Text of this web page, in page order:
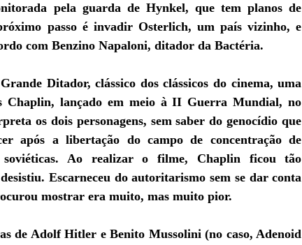
pela guarda de Hynkel, que tem planos de
passo é invadir Osterlich, um país vizinho, e
com Benzino Napaloni, ditador da Bactéria.
Ditador, clássico dos clássicos do cinema, uma
Chaplin, lançado em meio à II Guerra Mundial, no
os dois personagens, sem saber do genocídio que
após a libertação do campo de concentração de
soviéticas. Ao realizar o filme, Chaplin ficou tão
Escarneceu do autoritarismo sem se dar conta
mostrar era muito, mas muito pior.
de Adolf Hitler e Benito Mussolini (no caso, Adenoid